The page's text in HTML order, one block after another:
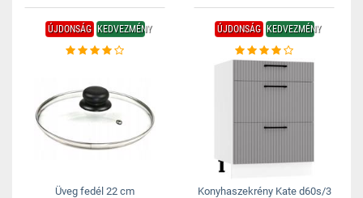
ÚJDONSÁG KEDVEZMÉNY
Üveg fedél 22 cm
ÚJDONSÁG KEDVEZMÉNY
Konyhaszekrény Kate d60s/3